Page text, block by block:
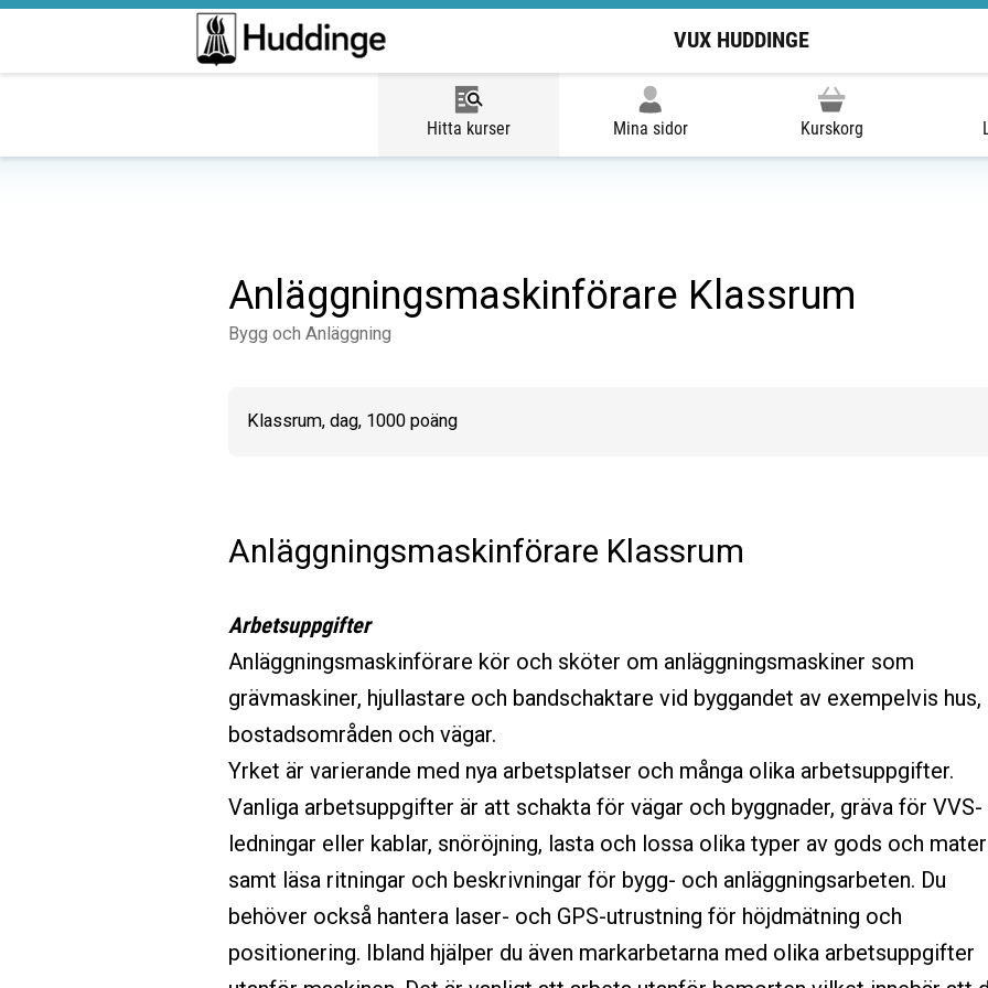
VUX HUDDINGE
Hitta kurser Mina sidor Kurskorg
Anläggningsmaskinförare Klassrum
Bygg och Anläggning
Klassrum, dag, 1000 poäng
Anläggningsmaskinförare Klassrum
Arbetsuppgifter
Anläggningsmaskinförare kör och sköter om anläggningsmaskiner som
grävmaskiner, hjullastare och bandschaktare vid byggandet av exempelvis hus,
bostadsområden och vägar.
Yrket är varierande med nya arbetsplatser och många olika arbetsuppgifter.
Vanliga arbetsuppgifter är att schakta för vägar och byggnader, gräva för VVS-
ledningar eller kablar, snöröjning, lasta och lossa olika typer av gods och
samt läsa ritningar och beskrivningar för bygg- och anläggningsarbeten. Du
behöver också hantera laser- och GPS-utrustning för höjdmätning och
positionering. Ibland hjälper du även markarbetarna med olika arbetsuppgifter